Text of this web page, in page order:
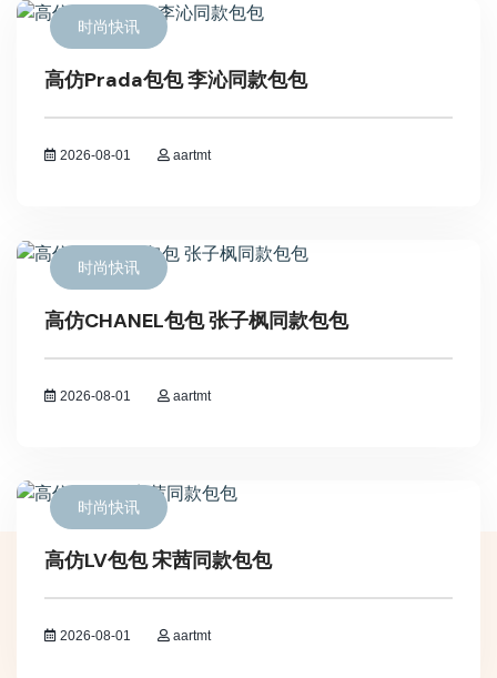
时尚快讯
高仿Prada包包 李沁同款包包
2026-08-01 aartmt
时尚快讯
高仿CHANEL包包 张子枫同款包包
2026-08-01 aartmt
时尚快讯
高仿LV包包 宋茜同款包包
2026-08-01 aartmt